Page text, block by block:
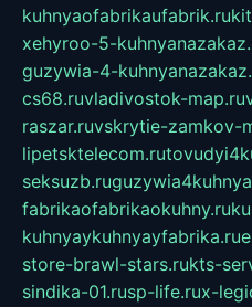
kuhnyaofabrikaufabrik.ru
xehyroo-5-
guzywia-4-
cs68.ruvladivostok-map.ru
raszar.ruvskrytie-zamkov-
lipetsktelecom.ru
seksuzb.ru
fabrikaofabrikaokuhny.ru
kuhnyaykuhnyayfabrika.ru
store-brawl-stars.rukts-
sindika-01.rusp-life.rux-